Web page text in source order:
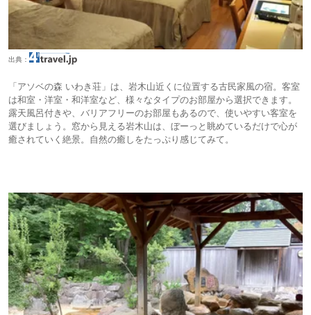
出典：
「アソベの森 いわき荘」は、岩木山近くに位置する古民家風の宿。客室
は和室・洋室・和洋室など、様々なタイプのお部屋から選択できます。
露天風呂付きや、バリアフリーのお部屋もあるので、使いやすい客室を
選びましょう。窓から見える岩木山は、ぼーっと眺めているだけで心が
癒されていく絶景。自然の癒しをたっぷり感じてみて。